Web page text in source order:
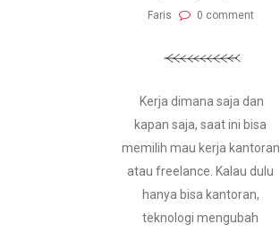
Faris
0 comment
Kerja dimana saja dan
kapan saja, saat ini bisa
memilih mau kerja kantoran
atau freelance. Kalau dulu
hanya bisa kantoran,
teknologi mengubah